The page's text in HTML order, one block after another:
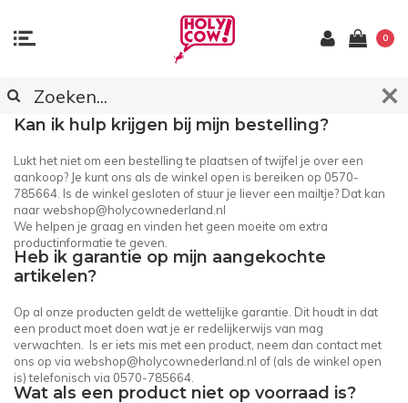
0
KLANTENSERVICE
Kan ik hulp krijgen bij mijn bestelling?
Lukt het niet om een bestelling te plaatsen of twijfel je over een
aankoop? Je kunt ons als de winkel open is bereiken op 0570-
785664. Is de winkel gesloten of stuur je liever een mailtje? Dat kan
naarwebshop@holycownederland.nl
We helpen je graag en vinden het geen moeite om extra
productinformatie te geven.
Heb ik garantie op mijn aangekochte
artikelen?
Op al onze producten geldt de wettelijke garantie. Dit houdt in dat
een product moet doen wat je er redelijkerwijs van mag
verwachten. Is er iets mis met een product, neem dan contact met
ons op via webshop@holycownederland.nl of (als de winkel open
is) telefonisch via 0570-785664.
Wat als een product niet op voorraad is?